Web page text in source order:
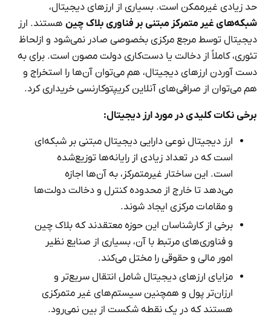
حد زیادی غیرممکن است. بسیاری از ارزهای دیجیتال،
شبکه‌های غیر متمرکز مبتنی بر فناوری بلاک چینهستند. ارز
دیجیتال توسط مرجع مرکزی بخصوصی صادر نمی‌شود و ازلحاظ
تئوری، کاملاً از دخالت یا دست‌کاری دولت مصون است. برای به
دست آوردن ارزهای دیجیتال، هم می‌توان آن‌ها را استخراج و
هم می‌توان از صرافی‌های آنلاین کریپتوکارنسی خریداری کرد.
برخی نکات کلیدی در مورد ارز دیجیتال:
ارز دیجیتال نوعی دارایی دیجیتال مبتنی بر شبکه‌ای
است که در تعداد زیادی از رایانه‌ها توزیع‌شده
است. این ساختار غیرمتمرکز، به آن‌ها اجازه
می‌دهد تا خارج از محدوده کنترل و دخالت دولت‌ها
و مقامات مرکزی ایجاد شوند.
برخی از کارشناسان این حوزه معتقدند که بلاک چین
و فناوری‌های مرتبط با آن، بسیاری از صنایع نظیر
امور مالی و حقوقی را مختل می‌کند.
مزایای ارزهای دیجیتال شامل انتقال سریع‌تر و
ارزان‌تر پول و همچنین سیستم‌های غیر متمرکزی
هستند که در یک نقطه شکست از بین نمی‌رود.